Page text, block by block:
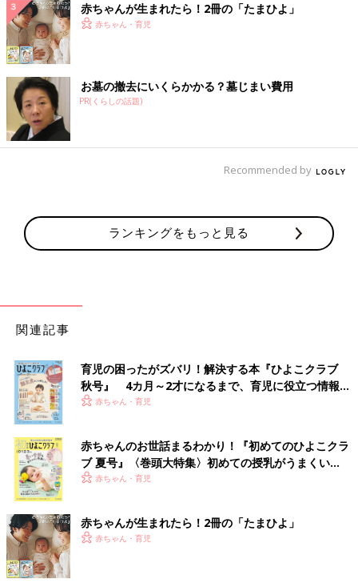
赤ちゃんが生まれたら！2冊の「たまひよ」
赤ちゃん・育児
お墓の撤去にいくらかかる？墓じまい費用
PR(くらしの話題)
Recommended by
ランキングをもっと見る
関連記事
育児の困ったがズバリ！解決する本『ひよこクラブ
秋号』 4カ月～2才になるまで、育児に役立つ情報が
いっぱい！
赤ちゃん・育児
赤ちゃんのお世話まるわかり！『初めてのひよこクラ
ブ 夏号』〈巻頭大特集〉初めての授乳がうまくい
く！ おっぱい・ミルクの基本と夏のトラブル 解決テ
赤ちゃん・育児
赤ちゃんが生まれたら！2冊の「たまひよ」
赤ちゃん・育児